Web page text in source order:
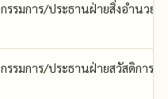
กรรมการ/ประธานฝ่ายสิ่งอำนวย
กรรมการ/ประธานฝ่ายสวัสดิการ